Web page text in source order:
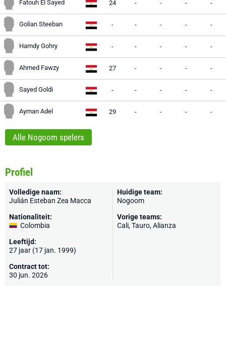
Fatouh El Sayed 24 - - - -
Golian Steeban - - - - -
Hamdy Gohry - - - - -
Ahmed Fawzy 27 - - - -
Sayed Goldi - - - - -
Ayman Adel 29 - - - -
Alle Nogoom spelers
Profiel
Volledige naam:
Julián Esteban Zea Macca
Nationaliteit:
Colombia
Leeftijd:
27 jaar (17 jan. 1999)
Contract tot:
30 jun. 2026
Huidige team:
Nogoom
Vorige teams:
Cali, Tauro, Alianza